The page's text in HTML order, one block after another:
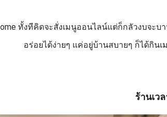
ทั้งทีคิดจะสั่งเมนูออนไลน์แต่ก็กลัวงบจะบ
อร่อยได้ง่ายๆ แค่อยู่บ้านสบายๆ ก็ได้กิน
ร้านเว